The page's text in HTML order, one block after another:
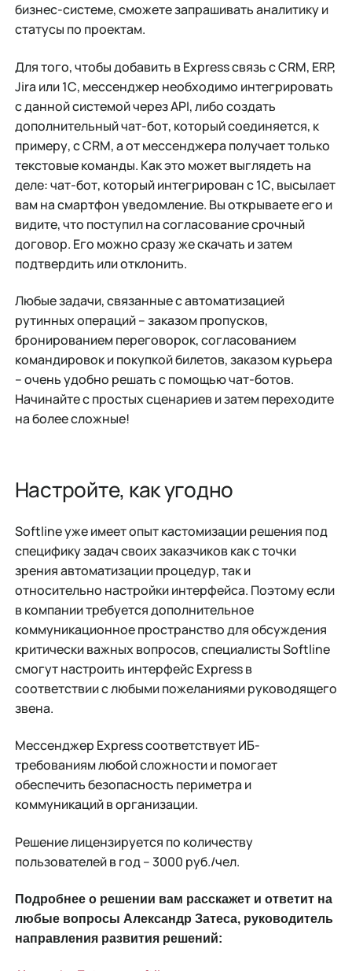
бизнес-системе, сможете запрашивать аналитику и
статусы по проектам.
Для того, чтобы добавить в Express связь с CRM, ERP,
Jira или 1С, мессенджер необходимо интегрировать
с данной системой через API, либо создать
дополнительный чат-бот, который соединяется, к
примеру, с CRM, а от мессенджера получает только
текстовые команды. Как это может выглядеть на
деле: чат-бот, который интегрирован с 1С, высылает
вам на смартфон уведомление. Вы открываете его и
видите, что поступил на согласование срочный
договор. Его можно сразу же скачать и затем
подтвердить или отклонить.
Любые задачи, связанные с автоматизацией
рутинных операций – заказом пропусков,
бронированием переговорок, согласованием
командировок и покупкой билетов, заказом курьера
– очень удобно решать с помощью чат-ботов.
Начинайте с простых сценариев и затем переходите
на более сложные!
Настройте, как угодно
Softline уже имеет опыт кастомизации решения под
специфику задач своих заказчиков как с точки
зрения автоматизации процедур, так и
относительно настройки интерфейса. Поэтому если
в компании требуется дополнительное
коммуникационное пространство для обсуждения
критически важных вопросов, специалисты Softline
смогут настроить интерфейс Express в
соответствии с любыми пожеланиями руководящего
звена.
Мессенджер Express соответствует ИБ-
требованиям любой сложности и помогает
обеспечить безопасность периметра и
коммуникаций в организации.
Решение лицензируется по количеству
пользователей в год – 3000 руб./чел.
Подробнее о решении вам расскажет и ответит на
любые вопросы Александр Затеса, руководитель
направления развития решений: